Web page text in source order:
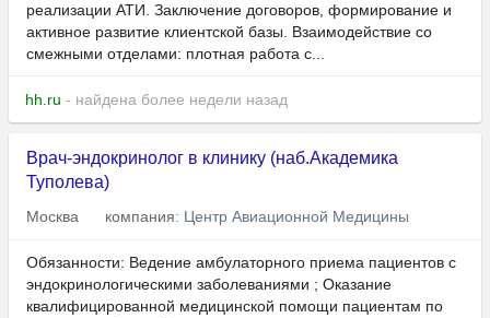
реализации АТИ. Заключение договоров, формирование и
активное развитие клиентской базы. Взаимодействие со
смежными отделами: плотная работа с...
hh.ru - найдена более недели назад
Врач-эндокринолог в клинику (наб.Академика
Туполева)
Москва компания: Центр Авиационной Медицины
Обязанности: Ведение амбулаторного приема пациентов с
эндокринологическими заболеваниями ; Оказание
квалифицированной медицинской помощи пациентам по